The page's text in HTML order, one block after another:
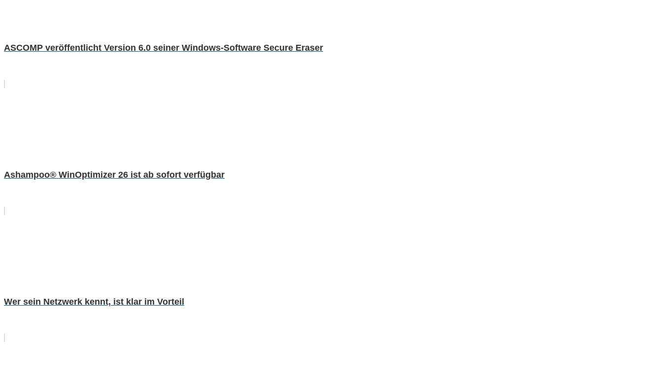
ASCOMP veröffentlicht Version 6.0 seiner Windows-Software Secure Eraser
Ashampoo® WinOptimizer 26 ist ab sofort verfügbar
Wer sein Netzwerk kennt, ist klar im Vorteil